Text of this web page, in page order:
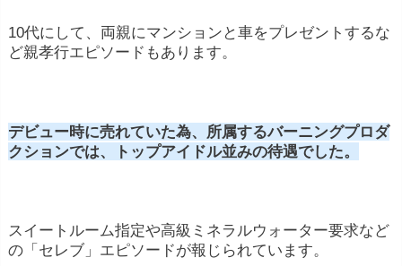
10代にして、両親にマンションと車をプレゼントするな
ど親孝行エピソードもあります。
デビュー時に売れていた為、所属するバーニングプロダ
クションでは、トップアイドル並みの待遇でした。
スイートルーム指定や高級ミネラルウォーター要求など
の「セレブ」エピソードが報じられています。